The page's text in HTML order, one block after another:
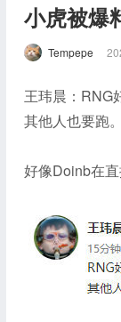
小虎被爆
Tempepe
王玮晨：RNG
其他人也要跑。
好像Doinb在